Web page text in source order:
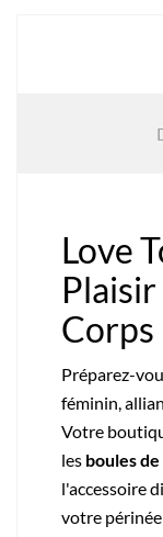
Love
Corps
Préparez-
féminin,
Votre
les boules de
l'accessoire
votre